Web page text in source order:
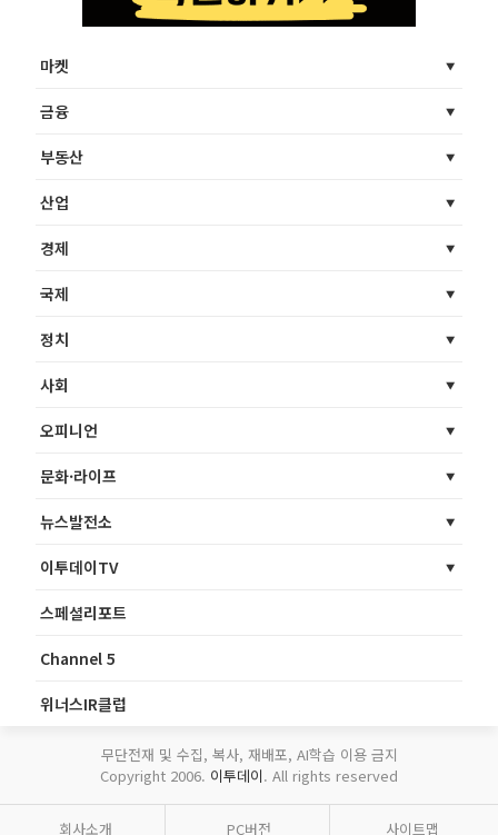
마켓
금융
부동산
산업
경제
국제
정치
사회
오피니언
문화·라이프
뉴스발전소
이투데이TV
스페셜리포트
Channel 5
위너스IR클럽
무단전재 및 수집, 복사, 재배포, AI학습 이용 금지
Copyright 2006. 이투데이. All rights reserved
회사소개 PC버전 사이트맵